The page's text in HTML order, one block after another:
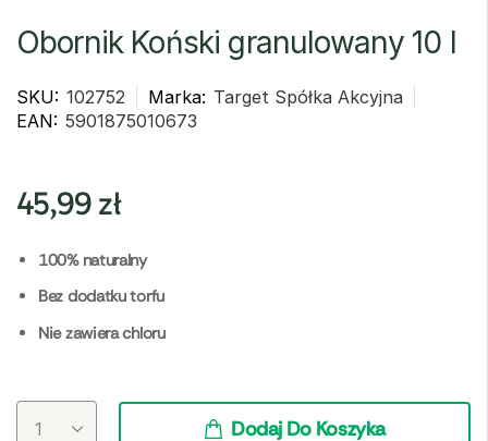
Obornik Koński granulowany 10 l
SKU: 102752 Marka: Target Spółka Akcyjna
EAN: 5901875010673
45,99zł
100% naturalny
Bez dodatku torfu
Nie zawiera chloru
Dodaj Do Koszyka